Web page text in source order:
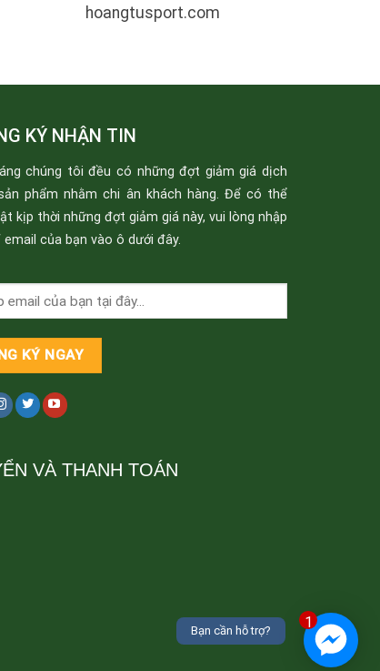
hoangtusport.com
KÝ NHẬN TIN
chúng tôi đều có những đợt giảm giá dịch
phẩm nhằm chi ân khách hàng. Để có thể
kịp thời những đợt giảm giá này, vui lòng nhập
của bạn vào ô dưới đây.
VÀ THANH TOÁN
1
Bạn cần hỗ trợ?